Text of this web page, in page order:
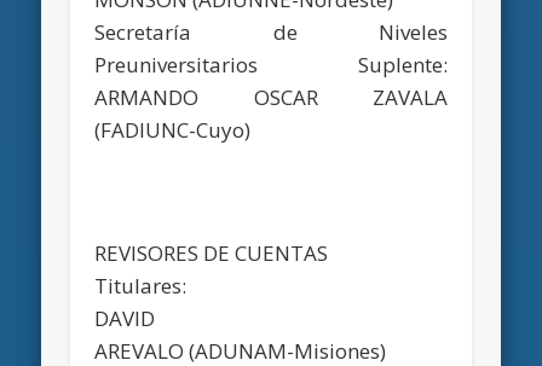
Secretaría de Niveles
Preuniversitarios Suplente:
ARMANDO OSCAR ZAVALA
(FADIUNC-Cuyo)
REVISORES DE CUENTAS
Titulares:
DAVID
AREVALO (ADUNAM-Misiones)